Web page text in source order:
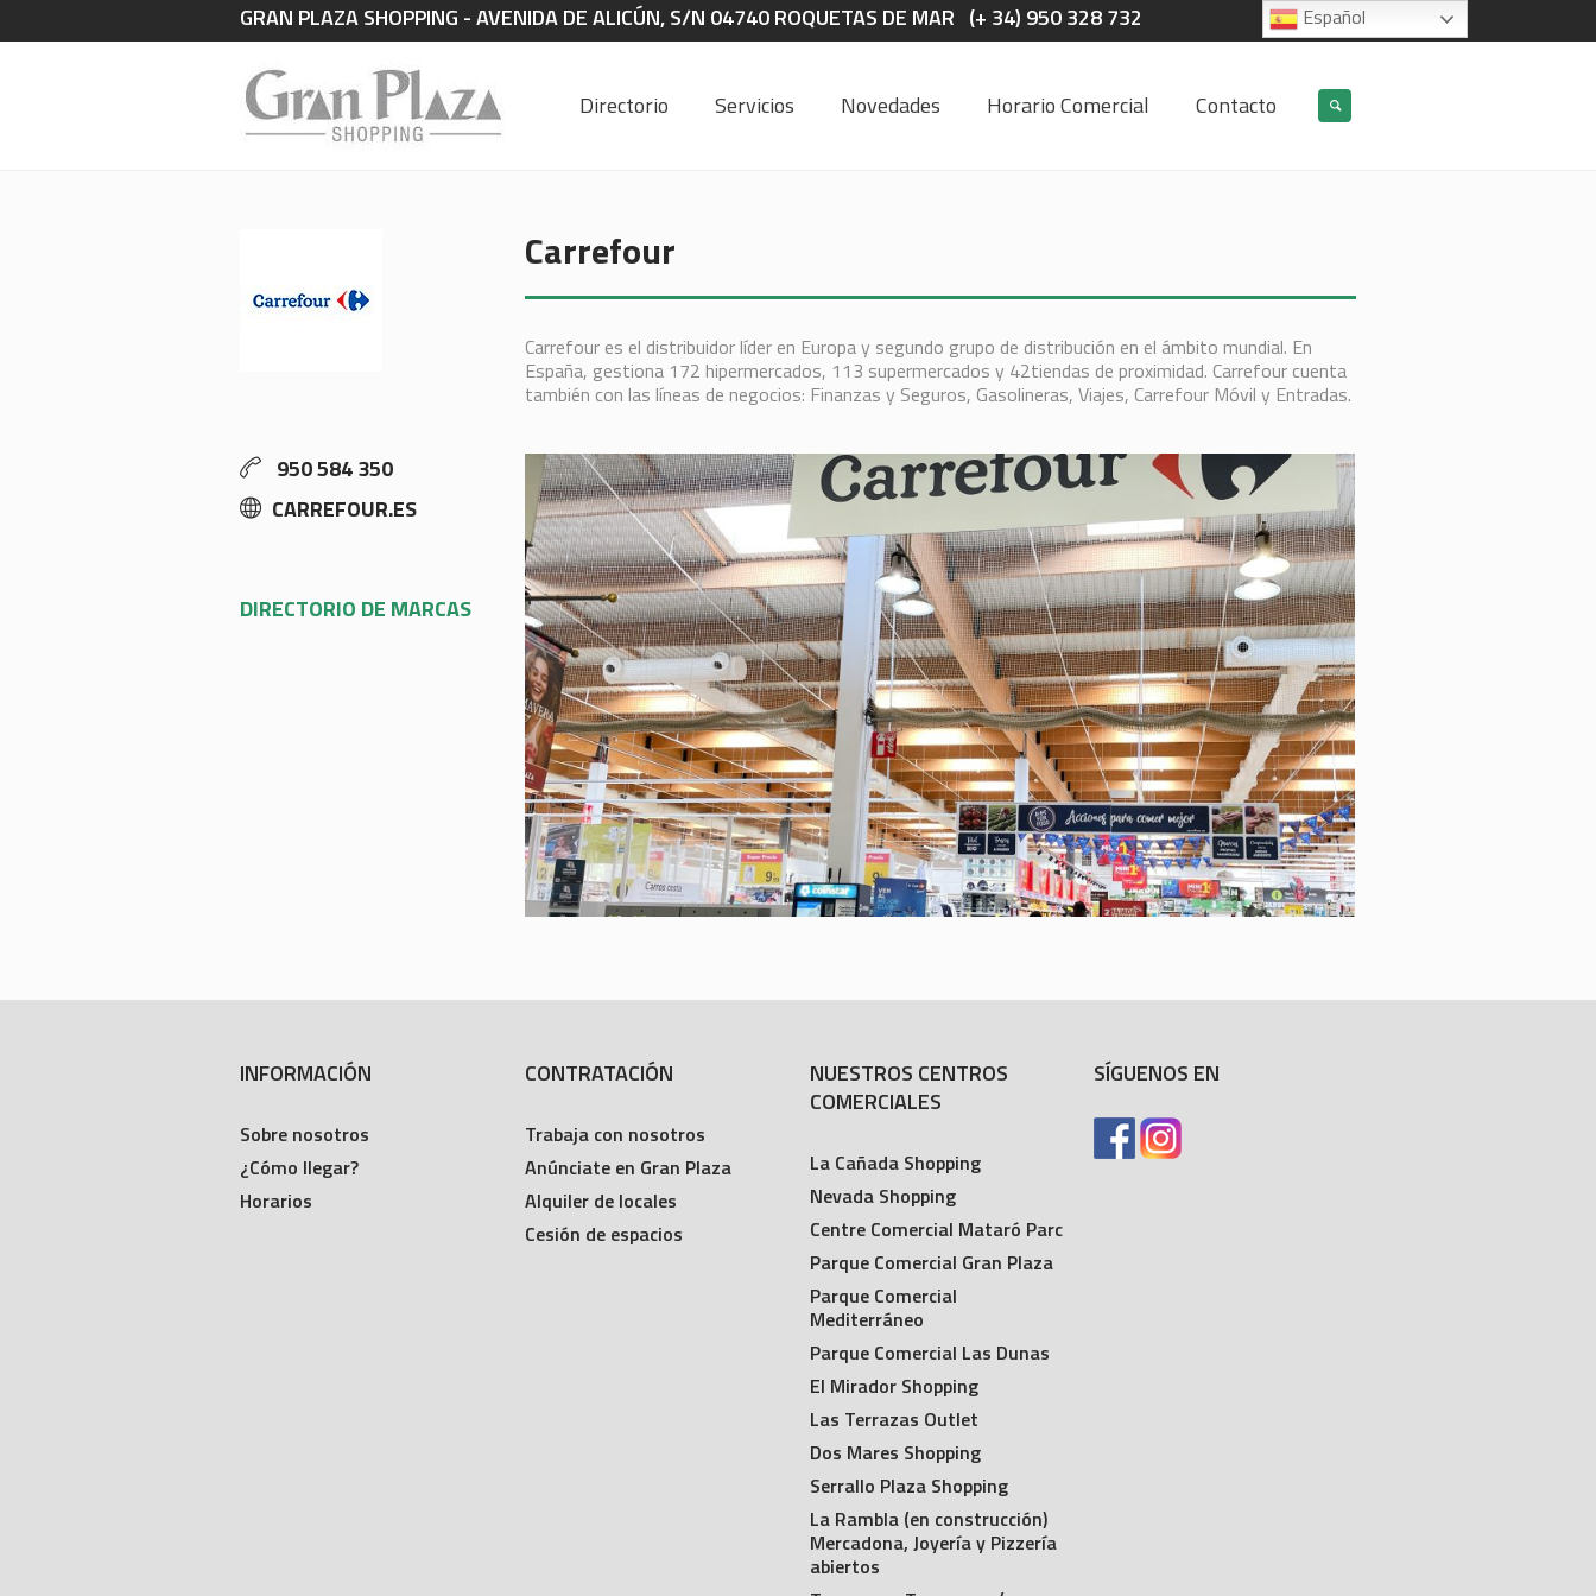
GRAN PLAZA SHOPPING - AVENIDA DE ALICÚN, S/N 04740 ROQUETAS DE MAR (+ 34) 950 328 732
Directorio Servicios Novedades Horario Comercial Contacto
950 584 350
CARREFOUR.ES
DIRECTORIO DE MARCAS
Carrefour
Carrefour es el distribuidor líder en Europa y segundo grupo de distribución en el ámbito mundial. En
España, gestiona 172 hipermercados, 113 supermercados y 42tiendas de proximidad. Carrefour cuenta
también con las líneas de negocios: Finanzas y Seguros, Gasolineras, Viajes, Carrefour Móvil y Entradas.
INFORMACIÓN
Sobre nosotros
¿Cómo llegar?
Horarios
CONTRATACIÓN
Trabaja con nosotros
Anúnciate en Gran Plaza
Alquiler de locales
Cesión de espacios
NUESTROS CENTROS
COMERCIALES
La Cañada Shopping
Nevada Shopping
Centre Comercial Mataró Parc
Parque Comercial Gran Plaza
Parque Comercial
Mediterráneo
Parque Comercial Las Dunas
El Mirador Shopping
Las Terrazas Outlet
Dos Mares Shopping
Serrallo Plaza Shopping
La Rambla (en construcción)
Mercadona, Joyería y Pizzería
abiertos
SÍGUENOS EN
Español